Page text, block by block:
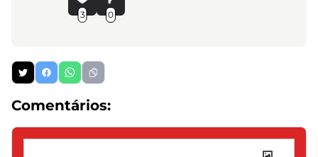
3 0
Comentários: